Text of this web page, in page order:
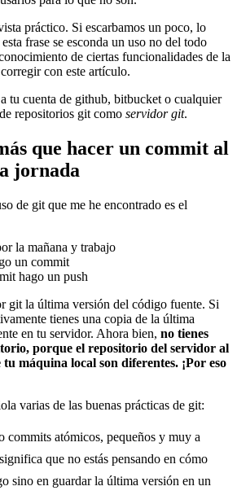
práctico. Si escarbamos un poco, lo
frase se esconda un uso no del todo
de ciertas funcionalidades de la
con este artículo.
tu cuenta de github, bitbucket o cualquier
repositorios git como servidor git.
que hacer un commit al
jornada
de git que me he encontrado es el
la mañana y trabajo
un commit
hago un push
git la última versión del código fuente. Si
tienes una copia de la última
en tu servidor. Ahora bien, no tienes
porque el repositorio del servidor al
tu máquina local son diferentes. ¡Por eso
varias de las buenas prácticas de git:
commits atómicos, pequeños y muy a
que no estás pensando en cómo
sino en guardar la última versión en un